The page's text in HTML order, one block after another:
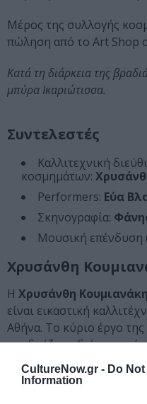
CultureNow.gr - Do
Information
Μέρος της συλλογής
πώληση από το Art Shop
Κατά τη διάρκεια της
μπύρα Ικαριώτισσα.
Συντελεστές
Καλλιτεχνική
κοσμημάτων:
Performers: Εύα
Σκηνογραφία:
Μουσική επένδυση
Χρυσάνθη
H Χρυσάνθη Κουμιανάκη
είναι εικαστική
Αθήνα. Το κύριο έργο της
συνδυάζουν διάφορα
εκτυπώσεις,
δημόσιος χώρος, η